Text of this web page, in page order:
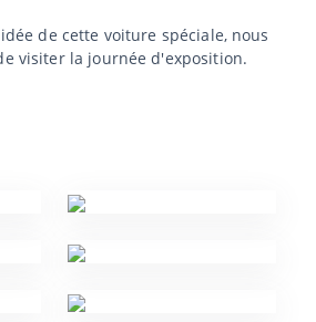
de cette voiture spéciale, nous
visiter la journée d'exposition.